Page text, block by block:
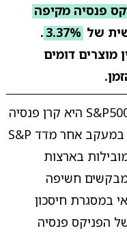
פנסיה מקיפה
של 3.37%
.
מוצרים דומים
הפניקס פנסיה מקיפה עוקב מדד S&P500 היא קרן פנסיה
מקיפה במסלול השקעה המתמקד במעקב אחר מדד S&P
בארצות
חשיפה
במסגרת חיסכון
של הפניקס פנסיה